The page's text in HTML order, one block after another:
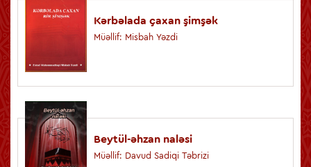
Kərbəlada çaxan şimşək
Müəllif: Misbah Yəzdi
Beytül-əhzan naləsi
Müəllif: Davud Sadiqi Təbrizi